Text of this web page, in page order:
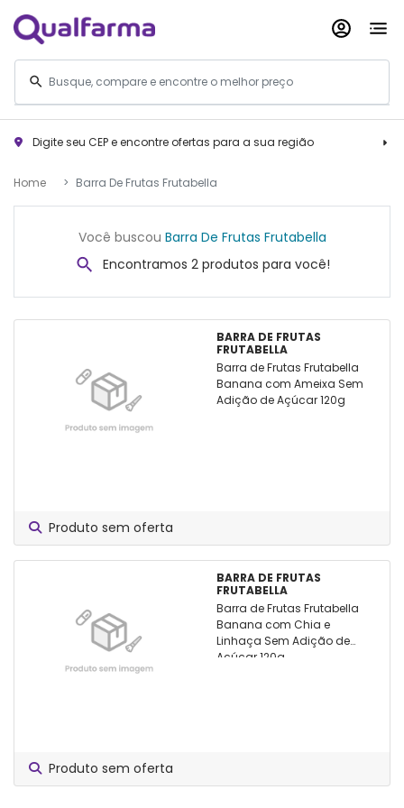
Digite seu CEP e encontre ofertas para a sua região
Home Barra De Frutas Frutabella
Você buscou Barra De Frutas Frutabella
Encontramos 2 produtos para você!
BARRA DE FRUTAS
FRUTABELLA
Barra de Frutas Frutabella
Banana com Ameixa Sem
Adição de Açúcar 120g
Produto sem oferta
BARRA DE FRUTAS
FRUTABELLA
Barra de Frutas Frutabella
Banana com Chia e
Linhaça Sem Adição de
Açúcar 120g
Produto sem oferta